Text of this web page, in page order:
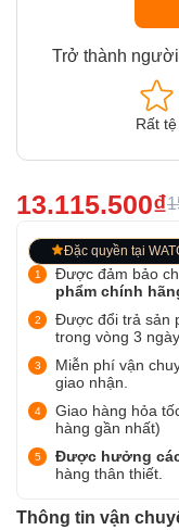
Trở thành
Rất tệ
13.115.500₫
Đặc quyền tại
Được đảm bảo
phẩm chính
Được đổi trả sản
trong vòng 3
Miễn phí vận
giao nhận.
Giao hàng hỏa
hàng gần nhất)
Được hưởng
hàng thân thiết.
Thông tin vận